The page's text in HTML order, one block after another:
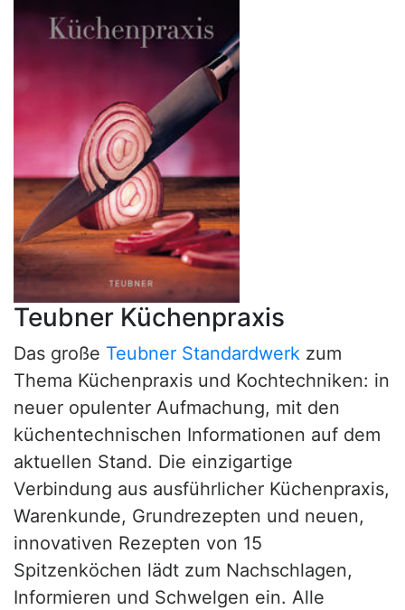
Teubner Küchenpraxis
Das große Teubner Standardwerk zum
Thema Küchenpraxis und Kochtechniken: in
neuer opulenter Aufmachung, mit den
küchentechnischen Informationen auf dem
aktuellen Stand. Die einzigartige
Verbindung aus ausführlicher Küchenpraxis,
Warenkunde, Grundrezepten und neuen,
innovativen Rezepten von 15
Spitzenköchen lädt zum Nachschlagen,
Informieren und Schwelgen ein. Alle